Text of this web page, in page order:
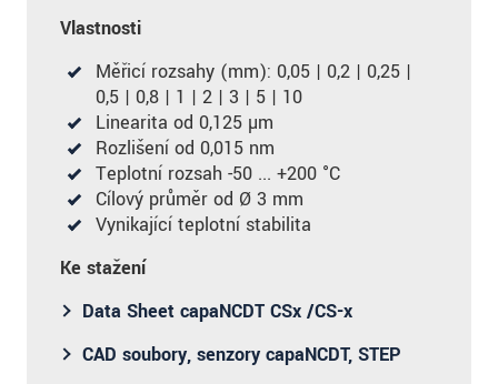
Vlastnosti
Měřicí rozsahy (mm): 0,05 | 0,2 | 0,25 |
0,5 | 0,8 | 1 | 2 | 3 | 5 | 10
Linearita od 0,125 µm
Rozlišení od 0,015 nm
Teplotní rozsah -50 ... +200 °C
Cílový průměr od Ø 3 mm
Vynikající teplotní stabilita
Ke stažení
Data Sheet capaNCDT CSx /CS-x
CAD soubory, senzory capaNCDT, STEP